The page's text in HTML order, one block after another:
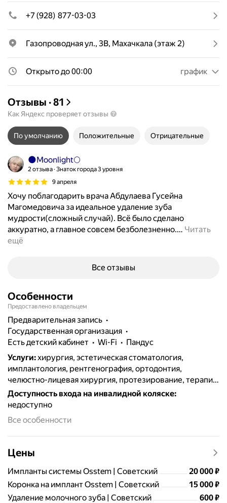
+7 (928) 877-03-03
Газопроводная ул., 3В, Махачкала (этаж 2)
Открыто до 00:00 график
Отзывы ·81
Как Яндекс проверяет отзывы
По умолчанию Положительные Отрицательные
🌑Moonlight🌕
2 отзыва Знаток города 3 уровня
9 апреля
Хочу поблагодарить врача Абдулаева Гусейна
Магомедовича за идеальное удаление зуба
мудрости(сложный случай). Всё было сделано
аккуратно, а главное совсем безболезненно.… Читать
ещё
Все отзывы
Особенности
Предоставлено владельцем
предварительная запись
государственная организация
есть детский кабинет
Wi-Fi
пандус
Услуги:хирургия, эстетическая стоматология,
имплантология, рентгенография, ортодонтия,
челюстно-лицевая хирургия, протезирование, терапия,
пломбирование, удаление зубов, лечение кариеса,
брекеты, гигиена полости рта, коронки, лечение дёсен,
Доступность входа на инвалидной коляске:
недоступно
Все особенности
Цены
Импланты системы Osstem | Советский Цена
20000
20 000₽
Коронка на имплант Osstem | Советский
Цена
15000
15 000₽
Удаление молочного зуба | Советский
Цена
600₽